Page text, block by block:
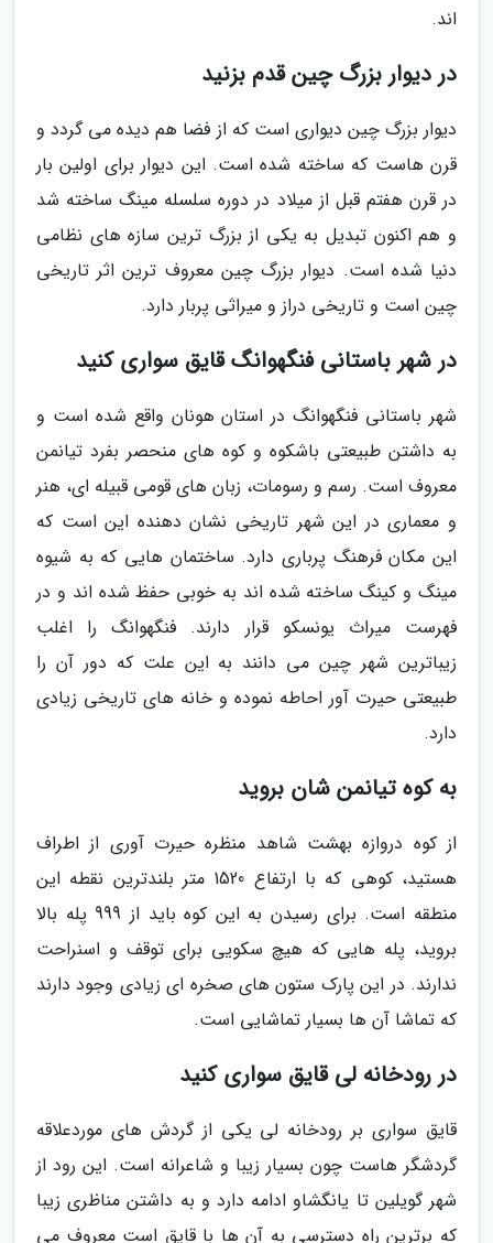
اند.
در دیوار بزرگ چین قدم بزنید
دیوار بزرگ چین دیواری است که از فضا هم دیده می گردد و
قرن هاست که ساخته شده است. این دیوار برای اولین بار
در قرن هفتم قبل از میلاد در دوره سلسله مینگ ساخته شد
و هم اکنون تبدیل به یکی از بزرگ ترین سازه های نظامی
دنیا شده است. دیوار بزرگ چین معروف ترین اثر تاریخی
چین است و تاریخی دراز و میراثی پربار دارد.
در شهر باستانی فنگهوانگ قایق سواری کنید
شهر باستانی فنگهوانگ در استان هونان واقع شده است و
به داشتن طبیعتی باشکوه و کوه های منحصر بفرد تیانمن
معروف است. رسم و رسومات، زبان های قومی قبیله ای، هنر
و معماری در این شهر تاریخی نشان دهنده این است که
این مکان فرهنگ پرباری دارد. ساختمان هایی که به شیوه
مینگ و کینگ ساخته شده اند به خوبی حفظ شده اند و در
فهرست میراث یونسکو قرار دارند. فنگهوانگ را اغلب
زیباترین شهر چین می دانند به این علت که دور آن را
طبیعتی حیرت آور احاطه نموده و خانه های تاریخی زیادی
دارد.
به کوه تیانمن شان بروید
از کوه دروازه بهشت شاهد منظره حیرت آوری از اطراف
هستید، کوهی که با ارتفاع 1520 متر بلندترین نقطه این
منطقه است. برای رسیدن به این کوه باید از 999 پله بالا
بروید، پله هایی که هیچ سکویی برای توقف و اسنراحت
ندارند. در این پارک ستون های صخره ای زیادی وجود دارند
که تماشا آن ها بسیار تماشایی است.
در رودخانه لی قایق سواری کنید
قایق سواری بر رودخانه لی یکی از گردش های موردعلاقه
گردشگر هاست چون بسیار زیبا و شاعرانه است. این رود از
شهر گویلین تا یانگشاو ادامه دارد و به داشتن مناظری زیبا
که برترین راه دسترسی به آن ها با قایق است معروف می